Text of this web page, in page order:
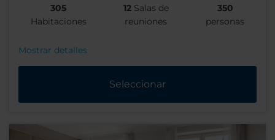
305
Habitaciones
12 Salas de
reuniones
350
personas
Mostrar detalles
Seleccionar